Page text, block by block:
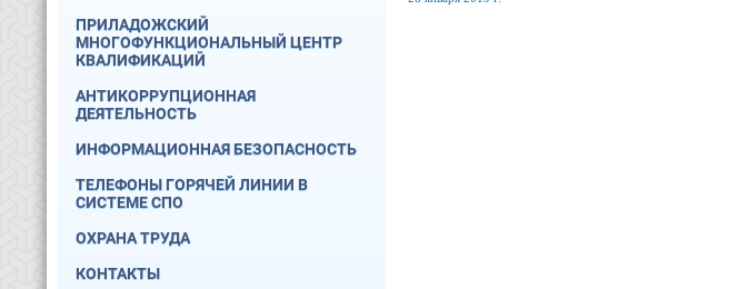
ПРИЛАДОЖСКИЙ
МНОГОФУНКЦИОНАЛЬНЫЙ ЦЕНТР
КВАЛИФИКАЦИЙ
АНТИКОРРУПЦИОННАЯ
ДЕЯТЕЛЬНОСТЬ
ИНФОРМАЦИОННАЯ БЕЗОПАСНОСТЬ
ТЕЛЕФОНЫ ГОРЯЧЕЙ ЛИНИИ В
СИСТЕМЕ СПО
ОХРАНА ТРУДА
КОНТАКТЫ